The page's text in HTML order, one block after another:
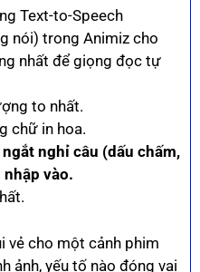
Text-to-Speech
nói) trong Animiz cho
nhất để giọng đọc tự
to nhất.
chữ in hoa.
nghỉ câu (dấu chấm,
vào.
vẻ cho một cảnh phim
ảnh, yếu tố nào đóng vai